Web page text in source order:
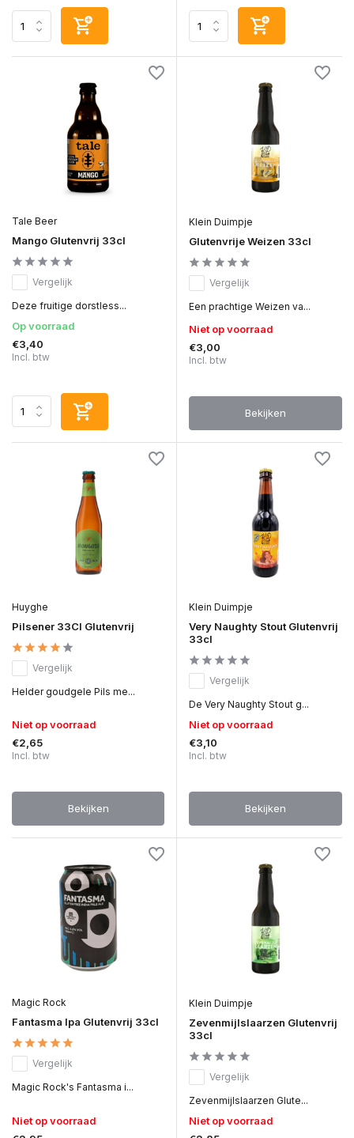
Tale Beer
Mango Glutenvrij 33cl
Vergelijk
Deze fruitige dorstless...
Op voorraad
€3,40
Incl. btw
Klein Duimpje
Glutenvrije Weizen 33cl
Vergelijk
Een prachtige Weizen va...
Niet op voorraad
€3,00
Incl. btw
Bekijken
Huyghe
Pilsener 33Cl Glutenvrij
Vergelijk
Helder goudgele Pils me...
Niet op voorraad
€2,65
Incl. btw
Bekijken
Klein Duimpje
Very Naughty Stout Glutenvrij
33cl
Vergelijk
De Very Naughty Stout g...
Niet op voorraad
€3,10
Incl. btw
Bekijken
Magic Rock
Fantasma Ipa Glutenvrij 33cl
Vergelijk
Magic Rock's Fantasma i...
Niet op voorraad
Klein Duimpje
Zevenmijlslaarzen Glutenvrij
33cl
Vergelijk
Zevenmijlslaarzen Glute...
Niet op voorraad